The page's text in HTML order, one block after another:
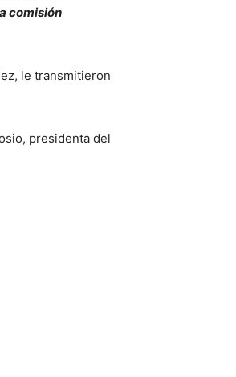
comisión
le transmitieron
presidenta del